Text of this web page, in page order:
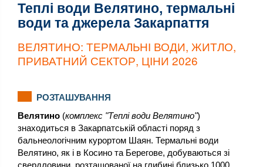
Теплі води Велятино, термальні
води та джерела Закарпаття
ВЕЛЯТИНО: ТЕРМАЛЬНІ ВОДИ, ЖИТЛО,
ПРИВАТНИЙ СЕКТОР, ЦІНИ 2026
РОЗТАШУВАННЯ
Велятино (комплекс "Теплі води Велятино")
знаходиться в Закарпатській області поряд з
бальнеологічним курортом Шаян. Термальні води
Велятино, як і в Косино та Берегове, добуваються зі
свердловини, розташованої на глибині близько 1000